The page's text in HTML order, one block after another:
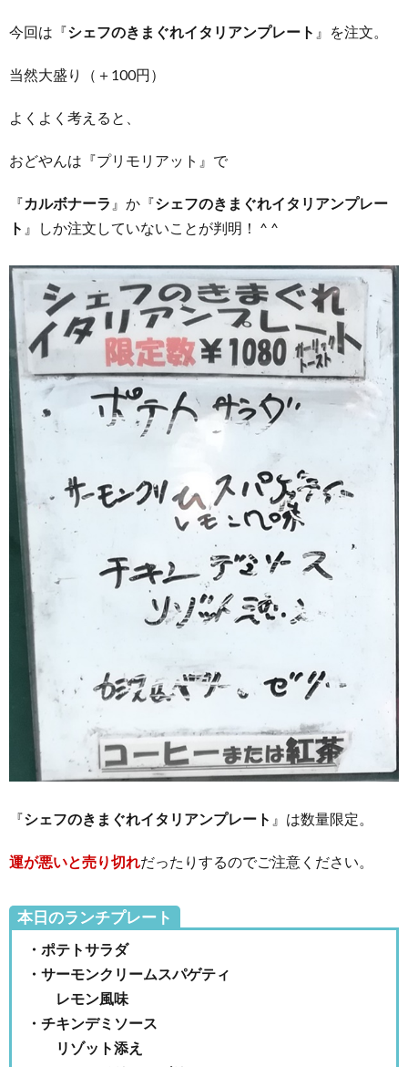
今回は『シェフのきまぐれイタリアンプレート 』を注文。
当然大盛り（＋100円）
よくよく考えると、
おどやんは『プリモリアット』で
『カルボナーラ 』か『シェフのきまぐれイタリアンプレー
ト 』しか注文していないことが判明！ ^ ^
『シェフのきまぐれイタリアンプレート 』は数量限定。
運が悪いと売り切れだったりするのでご注意ください。
本日のランチプレート
・ポテトサラダ
・サーモンクリームスパゲティ
レモン風味
・チキンデミソース
リゾット添え